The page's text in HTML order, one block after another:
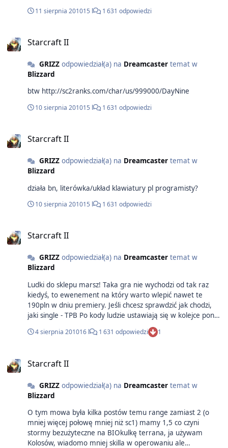
chodzi dobrze aż do momentu gdy populacja zbliży się do
a tak swoją drogą 4570- karta która zużywa 12-15 wat
low/medium powinieneś grać Psyko
11 sierpnia 201015 l 1 631 odpowiedzi
Starcraft II
GRIZZodpowiedział(a) na Dreamcastertemat w
Blizzard
btw http://sc2ranks.com/char/us/999000/DayNine
10 sierpnia 201015 l 1 631 odpowiedzi
Starcraft II
GRIZZodpowiedział(a) na Dreamcastertemat w
Blizzard
działa bn, literówka/układ klawiatury pl programisty?
10 sierpnia 201015 l 1 631 odpowiedzi
Starcraft II
GRIZZodpowiedział(a) na Dreamcastertemat w
Blizzard
Ludki do sklepu marsz! Taka gra nie wychodzi od tak raz
kiedyś, to ewenement na który warto wlepić nawet te
190pln w dniu premiery. Jeśli chcesz sprawdzić jak chodzi,
jaki single - TPB Po kody ludzie ustawiają się w kolejce ponad
http://www.teamliquid.net/forum/viewmessage.php?
bety o invite'y, było ich od zaje.bania ;/ z obawy przed
4 sierpnia 201016 l 1 631 odpowiedzi 1
Starcraft II
GRIZZodpowiedział(a) na Dreamcastertemat w
Blizzard
O tym mowa była kilka postów temu range zamiast 2 (o
mniej więcej połowę mniej niż sc1) mamy 1,5 co czyni
stormy bezużyteczne na BIOkulkę terrana, ja używam
Kolosów, wiadomo mniej skilla w operowaniu ale